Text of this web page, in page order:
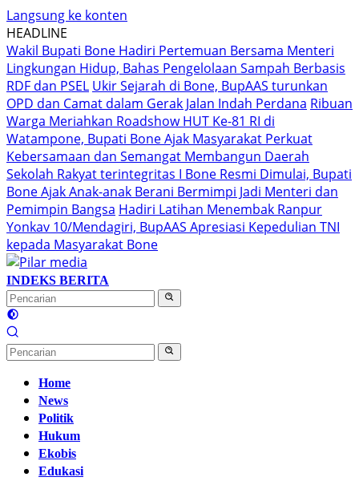
Langsung ke konten
HEADLINE
Wakil Bupati Bone Hadiri Pertemuan Bersama Menteri
Lingkungan Hidup, Bahas Pengelolaan Sampah Berbasis
RDF dan PSEL Ukir Sejarah di Bone, BupAAS turunkan
OPD dan Camat dalam Gerak Jalan Indah Perdana Ribuan
Warga Meriahkan Roadshow HUT Ke-81 RI di
Watampone, Bupati Bone Ajak Masyarakat Perkuat
Kebersamaan dan Semangat Membangun Daerah
Sekolah Rakyat terintegritas I Bone Resmi Dimulai, Bupati
Bone Ajak Anak-anak Berani Bermimpi Jadi Menteri dan
Pemimpin Bangsa Hadiri Latihan Menembak Ranpur
Yonkav 10/Mendagiri, BupAAS Apresiasi Kepedulian TNI
kepada Masyarakat Bone
INDEKS BERITA
Home
News
Politik
Hukum
Ekobis
Edukasi